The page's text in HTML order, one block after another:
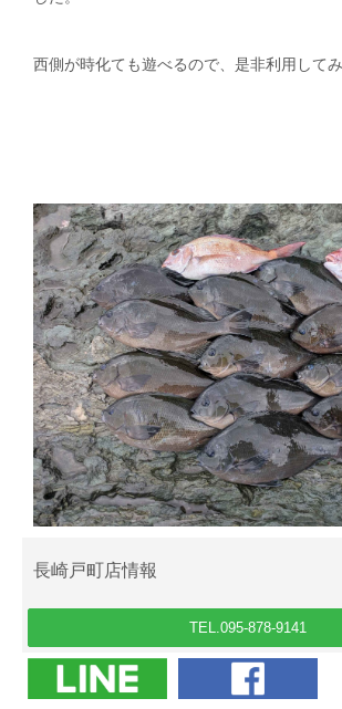
西側が時化ても遊べるので、是非利用してみ
長崎戸町店情報
TEL.095-878-9141